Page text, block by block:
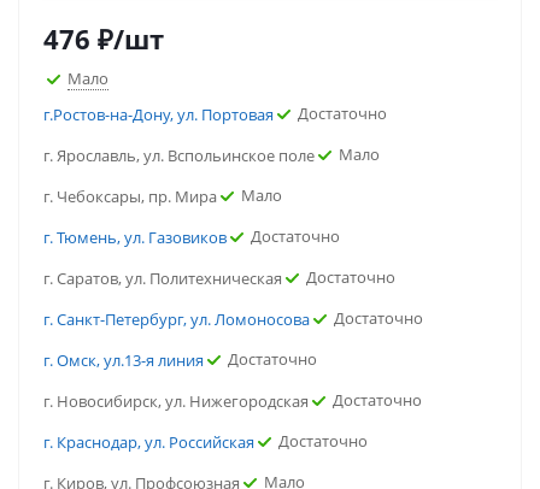
476 ₽/шт
Мало
г.Ростов-на-Дону, ул. Портовая
Достаточно
г. Ярославль, ул. Вспольинское поле
Мало
г. Чебоксары, пр. Мира
Мало
г. Тюмень, ул. Газовиков
Достаточно
г. Саратов, ул. Политехническая
Достаточно
г. Санкт-Петербург, ул. Ломоносова
Достаточно
г. Омск, ул.13-я линия
Достаточно
г. Новосибирск, ул. Нижегородская
Достаточно
г. Краснодар, ул. Российская
Достаточно
г. Киров, ул. Профсоюзная
Мало